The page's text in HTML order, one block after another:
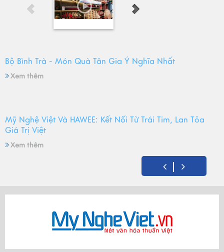
Bộ Bình Trà - Món Quà Tân Gia Ý Nghĩa Nhất
Xem thêm
Mỹ Nghệ Việt Và HAWEE: Kết Nối Từ Trái Tim, Lan Tỏa
Giá Trị Việt
Xem thêm